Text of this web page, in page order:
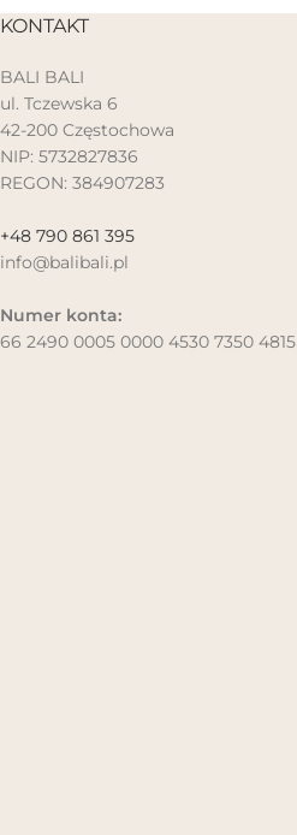
KONTAKT
BALI BALI
ul. Tczewska 6
42-200 Częstochowa
NIP: 5732827836
REGON: 384907283
+48 790 861 395
info@balibali.pl
Numer konta:
66 2490 0005 0000 4530 7350 4815